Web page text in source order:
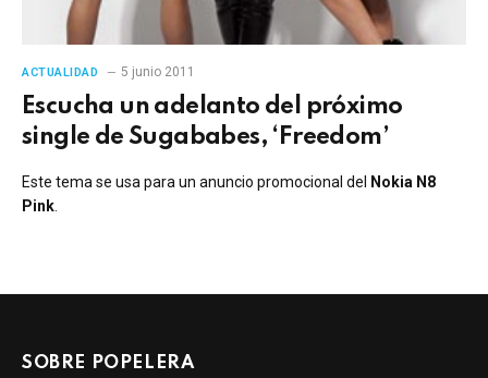
ACTUALIDAD 5 junio 2011
Escucha un adelanto del próximo
single de Sugababes, ‘Freedom’
Este tema se usa para un anuncio promocional del Nokia N8
Pink
SOBRE POPELERA